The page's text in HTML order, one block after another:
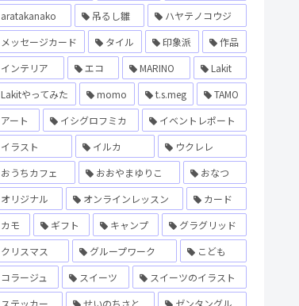
aratakanako
吊るし雛
ハヤテノコウジ
メッセージカード
タイル 印象派
作品
インテリア
エコ MARINO
Lakit
Lakitやってみた
momo t.s.meg
TAMO
アート
イシグロフミカ
イベントレポート
イラスト
イルカ
ウクレレ
おうちカフェ
おおやまゆりこ
おなつ
オリジナル
オンラインレッスン
カード
カモ
ギフト キャンプ
グラグリッド
クリスマス
グループワーク
こども
コラージュ
スイーツ
スイーツのイラスト
ステッカー
せいのちさと ゼンタングル